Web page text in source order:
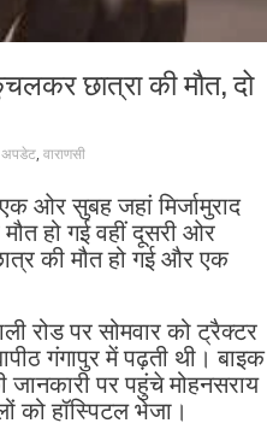
छात्रा की मौत, दो
अपडेट, वाराणसी
ओर सुबह जहां मिर्जामुराद
हो गई वहीं दूसरी ओर
की मौत हो गई और एक
रोड पर सोमवार को ट्रैक्टर
गंगापुर में पढ़ती थी। बाइक
पर पहुंचे मोहनसराय
को हॉस्पिटल भेजा।